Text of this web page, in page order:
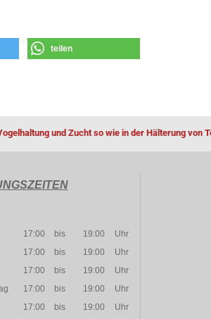
teilen
und Zucht so wie in der Hälterung von
17:00 bis 19:00
Uhr
17:00 bis 19:00
Uhr
17:00 bis 19:00
Uhr
17:00 bis 19:00
Uhr
17:00 bis 19:00 Uhr